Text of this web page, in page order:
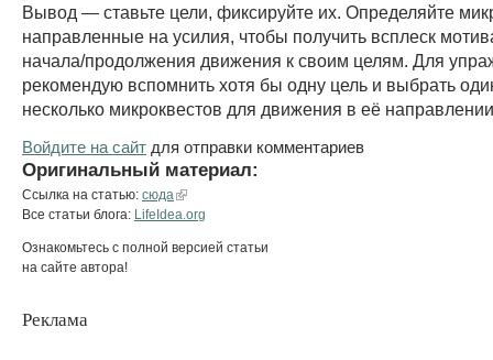
Вывод — ставьте цели, фиксируйте их. Определяйте
направленные на усилия, чтобы получить всплеск
начала/продолжения движения к своим целям. Для
рекомендую вспомнить хотя бы одну цель и выбрать
несколько микроквестов для движения в её
Войдите на сайт для отправки комментариев
Оригинальный материал:
Ссылка на статью: сюда
Все статьи блога: LifeIdea.org
Ознакомьтесь с полной версией статьи
на сайте автора!
Реклама